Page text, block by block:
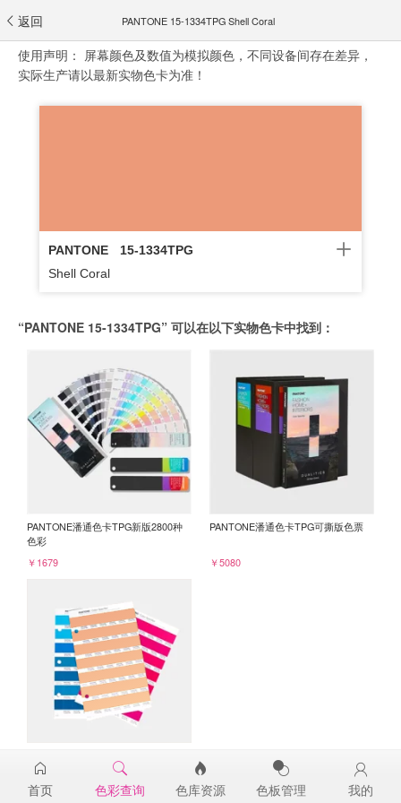
返回 PANTONE 15-1334TPG Shell Coral
使用声明： 屏幕颜色及数值为模拟颜色，不同设备间存在差异，
实际生产请以最新实物色卡为准！
PANTONE
15-1334TPG
Shell Coral
“PANTONE 15-1334TPG” 可以在以下实物色卡中找到：
PANTONE潘通色卡TPG新版2800种
色彩
￥1679
PANTONE潘通色卡TPG可撕版色票
￥5080
15-1334TPG
￥98
首页 色彩查询 色库资源 色板管理 我的